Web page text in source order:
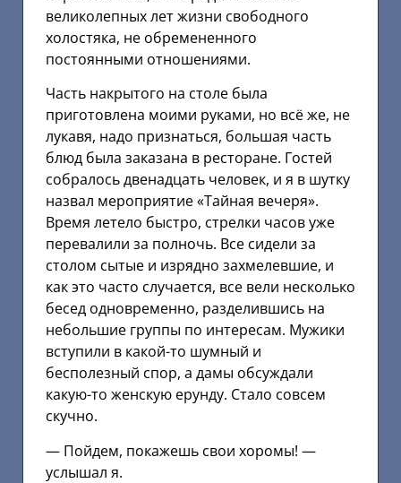
великолепных лет жизни свободного
холостяка, не обремененного
постоянными отношениями.
Часть накрытого на столе была
приготовлена моими руками, но всё же, не
лукавя, надо признаться, большая часть
блюд была заказана в ресторане. Гостей
собралось двенадцать человек, и я в шутку
назвал мероприятие «Тайная вечеря».
Время летело быстро, стрелки часов уже
перевалили за полночь. Все сидели за
столом сытые и изрядно захмелевшие, и
как это часто случается, все вели несколько
бесед одновременно, разделившись на
небольшие группы по интересам. Мужики
вступили в какой-то шумный и
бесполезный спор, а дамы обсуждали
какую-то женскую ерунду. Стало совсем
скучно.
— Пойдем, покажешь свои хоромы! —
услышал я.